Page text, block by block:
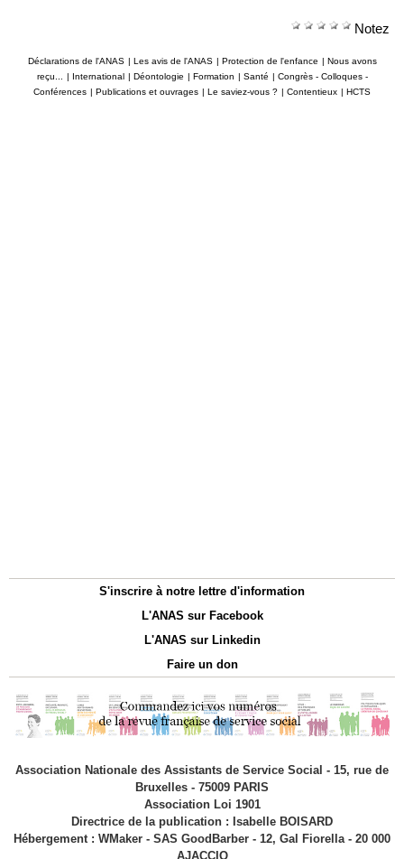
Notez
Déclarations de l'ANAS | Les avis de l'ANAS | Protection de l'enfance | Nous avons
reçu...
| International | Déontologie | Formation | Santé | Congrès - Colloques -
Conférences | Publications et ouvrages | Le saviez-vous ? | Contentieux | HCTS
S'inscrire à notre lettre d'information
L'ANAS sur Facebook
L'ANAS sur Linkedin
Faire un don
Association Nationale des Assistants de Service Social - 15, rue de
Association Loi 1901
Directrice de la publication : Isabelle BOISARD
Hébergement : WMaker - SAS GoodBarber - 12, Gal Fiorella - 20 000
AJACCIO
Accès membres |Plan du site | Syndication